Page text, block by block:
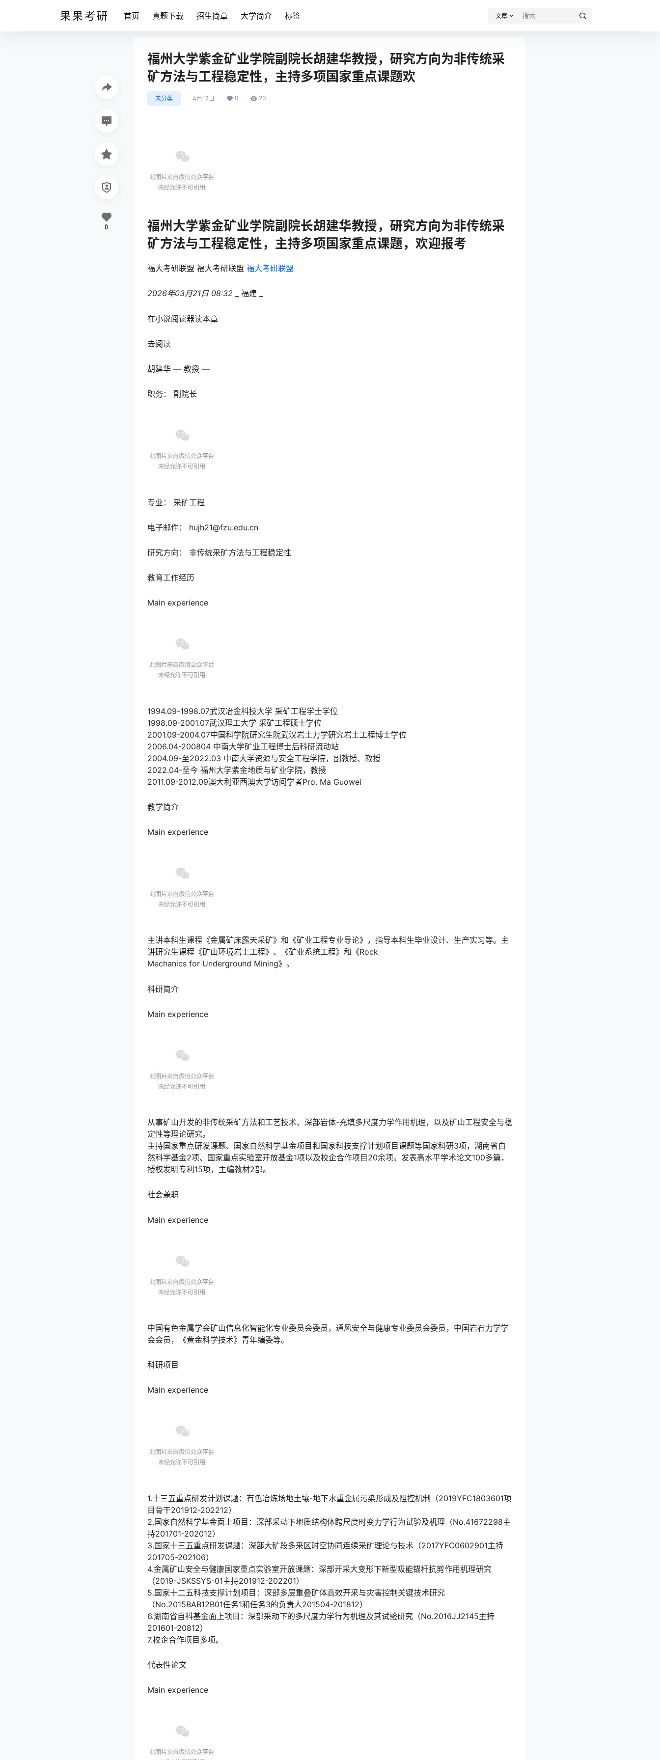
果果考研 首页 真题下载 招生简章 大学简介 标签 文章
福州大学紫金矿业学院副院长胡建华教授，研究方向为非传统采
矿方法与工程稳定性，主持多项国家重点课题欢
未分类 4月17日 0 20
福州大学紫金矿业学院副院长胡建华教授，研究方向为非传统采
矿方法与工程稳定性，主持多项国家重点课题，欢迎报考
福大考研联盟 福大考研联盟 福大考研联盟
2026年03月21日 08:32 福建 _
在小说阅读器读本章
去阅读
胡建华 — 教授 —
职务： 副院长
专业： 采矿工程
电子邮件： hujh21@fzu.edu.cn
研究方向： 非传统采矿方法与工程稳定性
教育工作经历
Main experience
1994.09-1998.07武汉冶金科技大学 采矿工程学士学位
1998.09-2001.07武汉理工大学 采矿工程硕士学位
2001.09-2004.07中国科学院研究生院武汉岩土力学研究岩土工程博士学位
2006.04-200804 中南大学矿业工程博士后科研流动站
2004.09-至2022.03 中南大学资源与安全工程学院，副教授、教授
2022.04-至今 福州大学紫金地质与矿业学院，教授
2011.09-2012.09澳大利亚西澳大学访问学者Pro. Ma Guowei
教学简介
Main experience
主讲本科生课程《金属矿床露天采矿》和《矿业工程专业导论》，指导本科生毕业设计、生产实习等。主
讲研究生课程《矿山环境岩土工程》、《矿业系统工程》和《Rock
Mechanics for Underground Mining》。
科研简介
Main experience
从事矿山开发的非传统采矿方法和工艺技术、深部岩体-充填多尺度力学作用机理，以及矿山工程安全与稳
定性等理论研究。
主持国家重点研发课题、国家自然科学基金项目和国家科技支撑计划项目课题等国家科研3项，湖南省自
然科学基金2项、国家重点实验室开放基金1项以及校企合作项目20余项。发表高水平学术论文100多篇，
授权发明专利15项，主编教材2部。
社会兼职
Main experience
中国有色金属学会矿山信息化智能化专业委员会委员，通风安全与健康专业委员会委员，中国岩石力学学
会会员，《黄金科学技术》青年编委等。
科研项目
Main experience
1.十三五重点研发计划课题：有色冶炼场地土壤-地下水重金属污染形成及阻控机制（2019YFC1803601项
目骨干201912-202212）
2.国家自然科学基金面上项目：深部采动下地质结构体跨尺度时变力学行为试验及机理（No.41672298主
持201701-202012）
3.国家十三五重点研发课题：深部大矿段多采区时空协同连续采矿理论与技术（2017YFC0602901主持
201705-202106）
4.金属矿山安全与健康国家重点实验室开放课题：深部开采大变形下新型吸能锚杆抗剪作用机理研究
（2019-JSKSSYS-01主持201912-202201）
5.国家十二五科技支撑计划项目：深部多层重叠矿体高效开采与灾害控制关键技术研究
（No.2015BAB12B01任务1和任务3的负责人201504-201812）
6.湖南省自科基金面上项目：深部采动下的多尺度力学行为机理及其试验研究（No.2016JJ2145主持
201601-20812）
7.校企合作项目多项。
代表性论文
Main experience
0